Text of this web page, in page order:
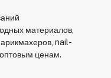
материалов,
nail-
ценам.